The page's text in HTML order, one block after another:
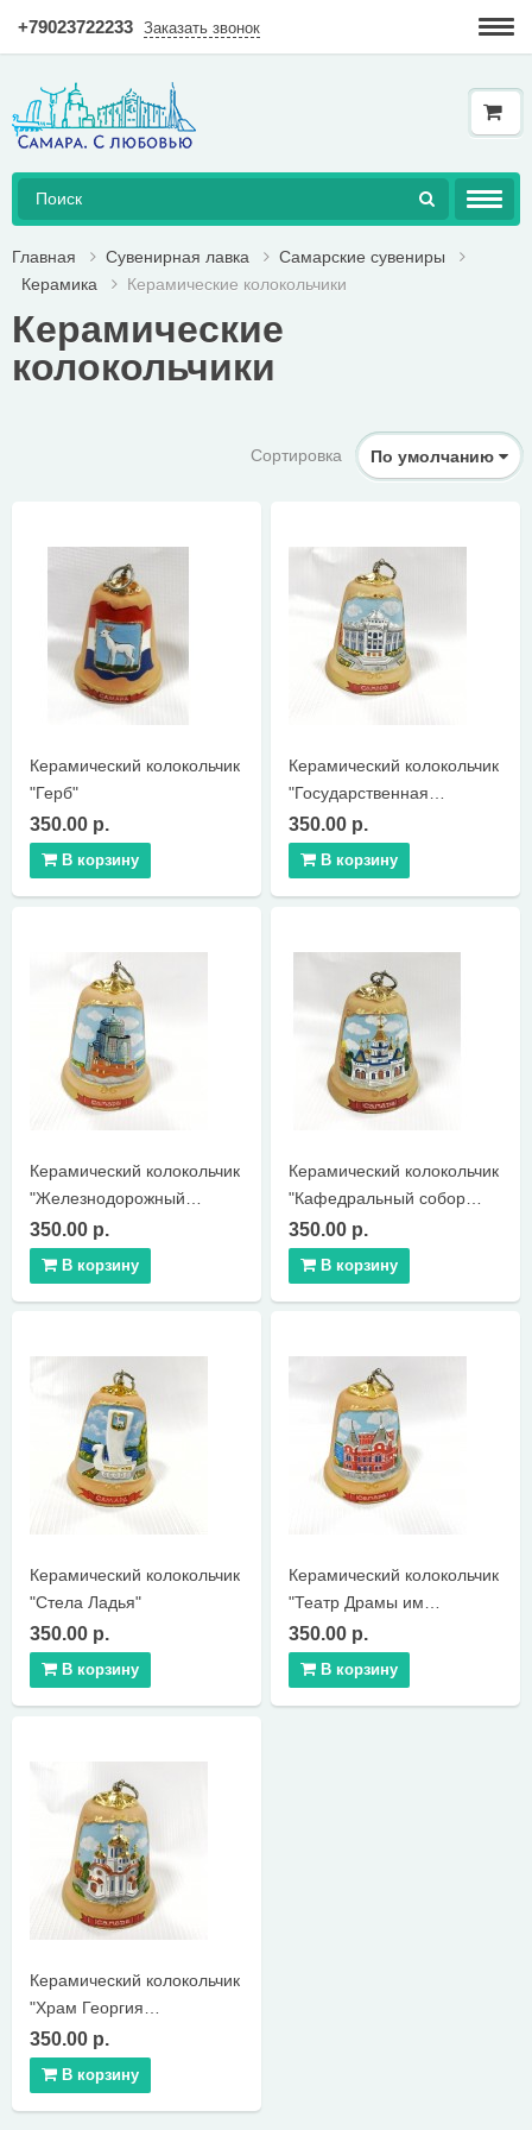
+79023722233 Заказать звонок
Гарантия
Доставка и оплата
Как купить в интернет-магазине?
AКЦИЯ!
ДОСТУПНАЯ СРЕДА
Главная Сувенирная лавка
Самарские сувениры
Керамика
Керамические колокольчики
Керамические
колокольчики
Сортировка По умолчанию
Керамический колокольчик
"Герб"
350.00 р.
В корзину
Керамический колокольчик
"Государственная
Филармония"
350.00 р.
В корзину
Керамический колокольчик
"Железнодорожный
вокзал"
350.00 р.
В корзину
Керамический колокольчик
"Кафедральный собор
Божьей Матери"
350.00 р.
В корзину
Керамический колокольчик
"Стела Ладья"
350.00 р.
В корзину
Керамический колокольчик
"Театр Драмы им
М.Горького"
350.00 р.
В корзину
Керамический колокольчик
"Храм Георгия
Победоносца"
350.00 р.
В корзину